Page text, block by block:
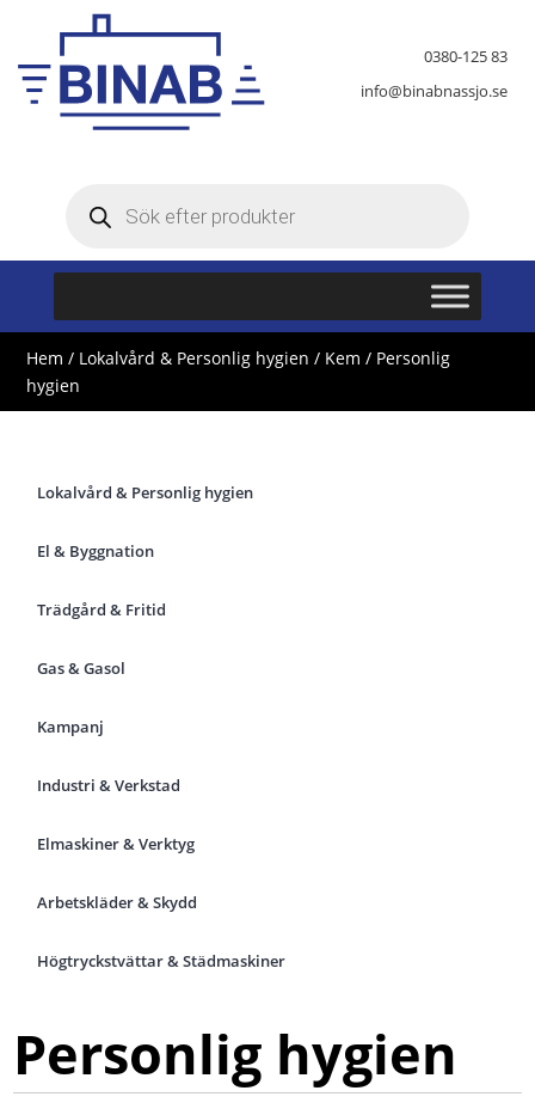
0380-125 83
info@binabnassjo.se
Hem / Lokalvård & Personlig hygien / Kem / Personlig
hygien
Lokalvård & Personlig hygien
El & Byggnation
Trädgård & Fritid
Gas & Gasol
Kampanj
Industri & Verkstad
Elmaskiner & Verktyg
Arbetskläder & Skydd
Högtryckstvättar & Städmaskiner
Personlig hygien